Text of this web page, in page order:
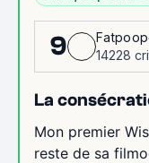
9
14228
La
Mon premier
reste de sa